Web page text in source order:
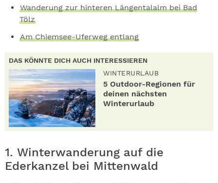
Wanderung zur hinteren Längentalalm bei Bad
Tölz
Am Chiemsee-Uferweg entlang
DAS KÖNNTE DICH AUCH INTERESSIEREN
WINTERURLAUB
5 Outdoor-Regionen für
deinen nächsten
Winterurlaub
1. Winterwanderung auf die
Ederkanzel bei Mittenwald